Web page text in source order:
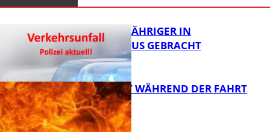
FB News
UNFALL: 58-JÄHRIGER IN
KRANKENHAUS GEBRACHT
AUTO FÄNGT WÄHREND DER FAHRT
FEUER